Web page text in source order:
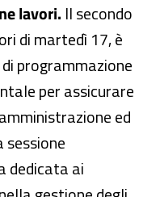
lavori. Il secondo
di martedì 17, è
programmazione
per assicurare
ed
sessione
dedicata ai